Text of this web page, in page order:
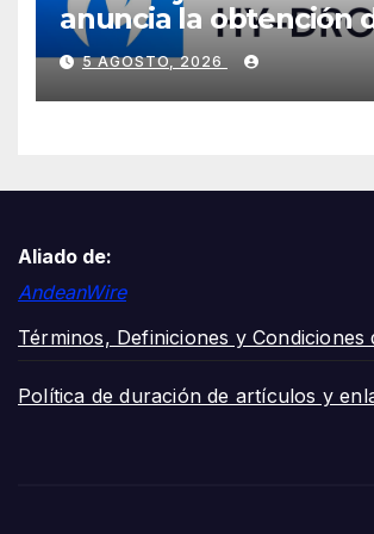
anuncia la obtención
certificaciones ISO
y TSSA
5 AGOSTO, 2026
Aliado de:
AndeanWire
Términos, Definiciones y Condiciones
Política de duración de artículos y